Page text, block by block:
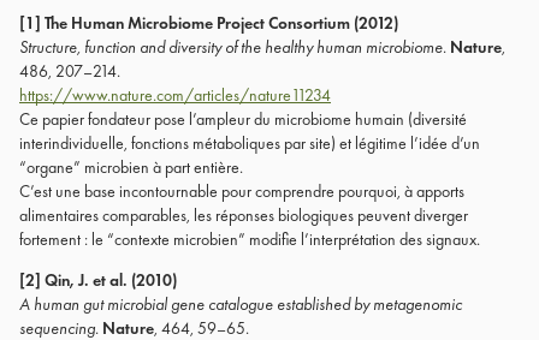
[1] The Human Microbiome Project Consortium (2012)
Structure, function and diversity of the healthy human microbiome. Nature,
486, 207–214.
https://www.nature.com/articles/nature11234
Ce papier fondateur pose l’ampleur du microbiome humain (diversité
interindividuelle, fonctions métaboliques par site) et légitime l’idée d’un
“organe” microbien à part entière.
C’est une base incontournable pour comprendre pourquoi, à apports
alimentaires comparables, les réponses biologiques peuvent diverger
fortement : le “contexte microbien” modifie l’interprétation des signaux.
[2] Qin, J. et al. (2010)
A human gut microbial gene catalogue established by metagenomic
sequencing. Nature, 464, 59–65.